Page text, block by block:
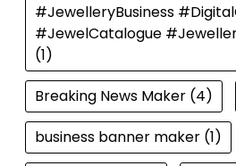
#JewelleryBusiness
#JewelCatalogue
(1)
Breaking News Maker(4)
business banner maker(1)